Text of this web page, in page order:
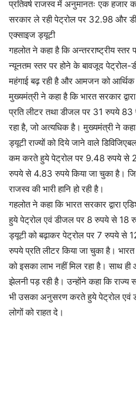
प्रतिवर्ष राजस्व में अनुमानतः एक
सरकार ले रही पेट्रोल पर 32.98 और
एक्साइज ड्यूटी
गहलोत ने कहा है कि अन्तरराष्ट्रीय
न्यूनतम स्तर पर होने के बावजूद
महंगाई बढ़ रही है और आमजन को आर्थिक
मुख्यमंत्री ने कहा है कि भारत सरकार
प्रति लीटर तथा डीजल पर 31 रुपये 83
रहा है, जो अत्यधिक है। मुख्यमंत्री ने कहा
ड्यूटी राज्यों को दिये जाने वाले
कम करते हुये पेट्रोल पर 9.48 रुपये से
रुपये से 4.83 रुपये किया जा चुका है।
राजस्व की भारी हानि हो रही है।
गहलोत ने कहा कि भारत सरकार द्वारा
हुये पेट्रोल एवं डीजल पर 8 रुपये से 18
ड्यूटी को बढ़ाकर पेट्रोल पर 7 रुपये से
रुपये प्रति लीटर किया जा चुका है।
को इसका लाभ नहीं मिल रहा है। साथ
झेलनी पड़ रही है। उन्होंने कहा कि
भी उसका अनुसरण करते हुये पेट्रोल एवं
लोगों को राहत दे।